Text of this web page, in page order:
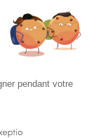
NOS
pendant votre